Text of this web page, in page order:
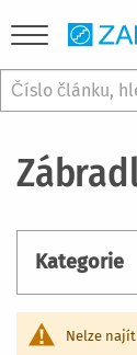
Nelze
Kategorie